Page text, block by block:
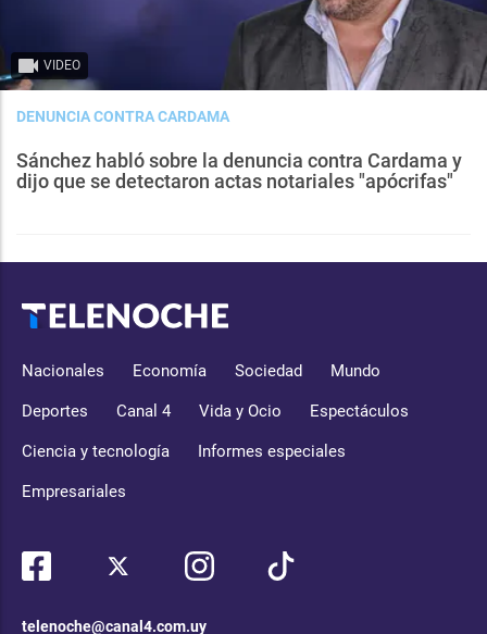
VIDEO
DENUNCIA CONTRA CARDAMA
Sánchez habló sobre la denuncia contra Cardama y
dijo que se detectaron actas notariales "apócrifas"
Nacionales Economía Sociedad Mundo
Deportes Canal 4 Vida y Ocio Espectáculos
Ciencia y tecnología Informes especiales
Empresariales
telenoche@canal4.com.uy